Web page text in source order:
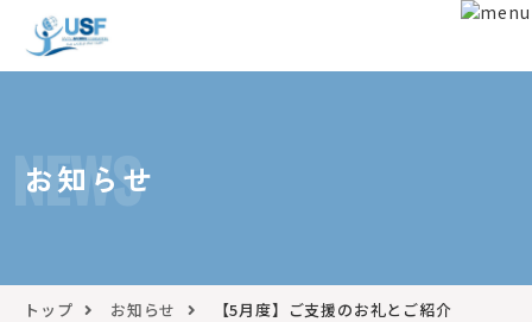
NEWS
お知らせ
トップ お知らせ 【5月度】ご支援のお礼とご紹介